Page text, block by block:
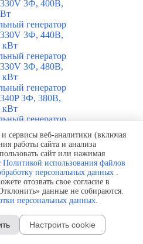
3Ф, 400В,
генератор
3Ф, 440В,
кВт
генератор
3Ф, 480В,
кВт
генератор
3Ф, 380В,
кВт
генератор
3Ф, 400В,
кВт
генератор
Alt. LS 3Ф,
251.46 кВт
генератор
3Ф, 230В,
кВт
генератор
3Ф, 400В,
кВт
сервисы веб-аналитики (включая
работы сайта и анализа
сайт или нажимая
Политикой использования файлов
персональных данных .
отозвать свое согласие в
данные не собираются.
персональных данных.
Настроить cookie